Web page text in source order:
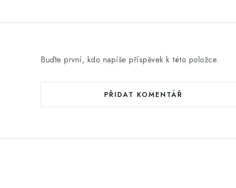
Buďte první, kdo napíše příspěvek k této položce.
PŘIDAT KOMENTÁŘ